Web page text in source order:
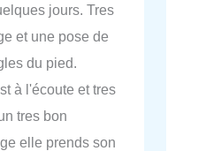
jours. Tres
et une pose de
du pied.
à l'écoute et tres
tres bon
elle prends son